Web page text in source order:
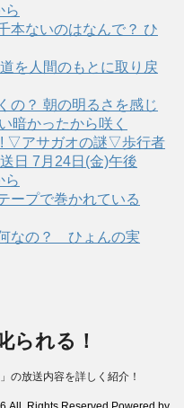
ら
本ないのはなんで？ ひ
を人間のもとに取り戻
の？ 朝の明るさを感じ
暗かったから咲く
! ▽アサガオの謎▽歩行者
日 7月24日(金)午後
ら
ープで巻かれている
なの？ ひょんの実
られる！
の放送内容を詳しく紹介！